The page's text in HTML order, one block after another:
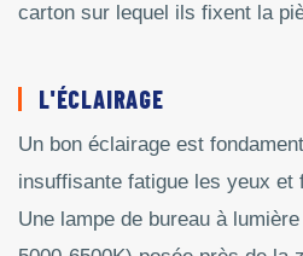
carton sur lequel ils fixent la
L'ÉCLAIRAGE
Un bon éclairage est
insuffisante fatigue les yeux et
Une lampe de bureau à